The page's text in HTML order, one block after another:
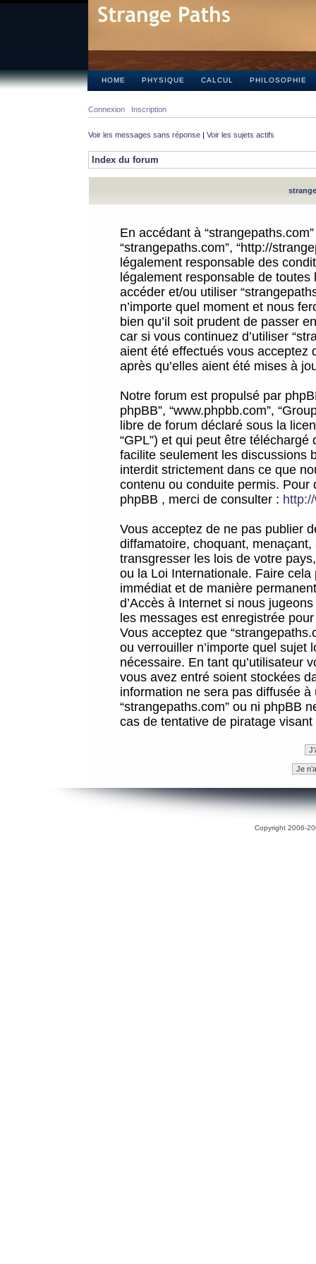
HOME PHYSIQUE CALCUL PHILOSOPHIE
Connexion Inscription
Voir les messages sans réponse | Voir les sujets actifs
Index du forum
En accédant à
“strangepaths.com”, “http://
légalement responsable des
légalement responsable de
accéder et/ou utiliser
n’importe quel moment et nous
bien qu’il soit prudent de passer
car si vous continuez d’utiliser
aient été effectués vous acceptez
après qu’elles aient été mises à
Notre forum est propulsé par
phpBB”, “www.phpbb.com”,
libre de forum déclaré sous la
“GPL”) et qui peut être téléchargé
facilite seulement les discussions
interdit strictement dans ce que
contenu ou conduite permis.
phpBB , merci de consulter :
Vous acceptez de ne pas publier
diffamatoire, choquant,
transgresser les lois de votre
ou la Loi Internationale. Faire
immédiat et de manière
d’Accès à Internet si nous
les messages est enregistrée
Vous acceptez que
ou verrouiller n’importe quel sujet
nécessaire. En tant qu’utilisateur
vous avez entré soient stockées
information ne sera pas diffusée
“strangepaths.com” ou ni phpBB
cas de tentative de piratage
Copyright 2006-